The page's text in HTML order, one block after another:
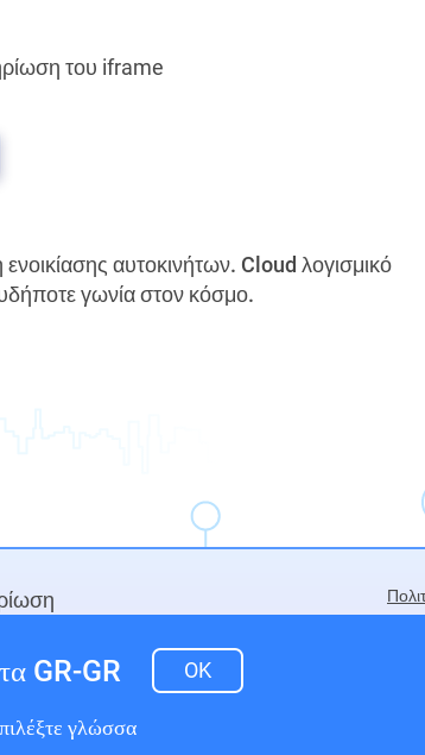
του iframe
αυτοκινήτων. Cloud λογισμικό
γωνία στον κόσμο.
©2026. Rentsyst Ltd.
Όλα τα δικαιώματα διατηρούνται. Με δίπλωμα
GR-GR OK
γλώσσα